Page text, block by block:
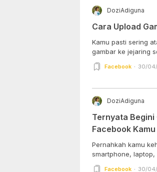
DoziAdiguna
Cara Upload
Kamu pasti sering
gambar ke jejaring
Facebook 30/
DoziAdiguna
Ternyata Begini
Facebook Kamu
Pernahkah kamu
smartphone, laptop,
Facebook 30/